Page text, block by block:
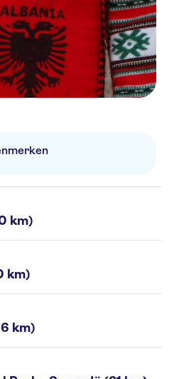
km)
km)
km)